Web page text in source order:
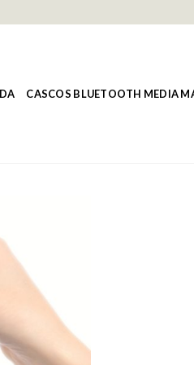
CASCOS BLUETOOTH MEDIA